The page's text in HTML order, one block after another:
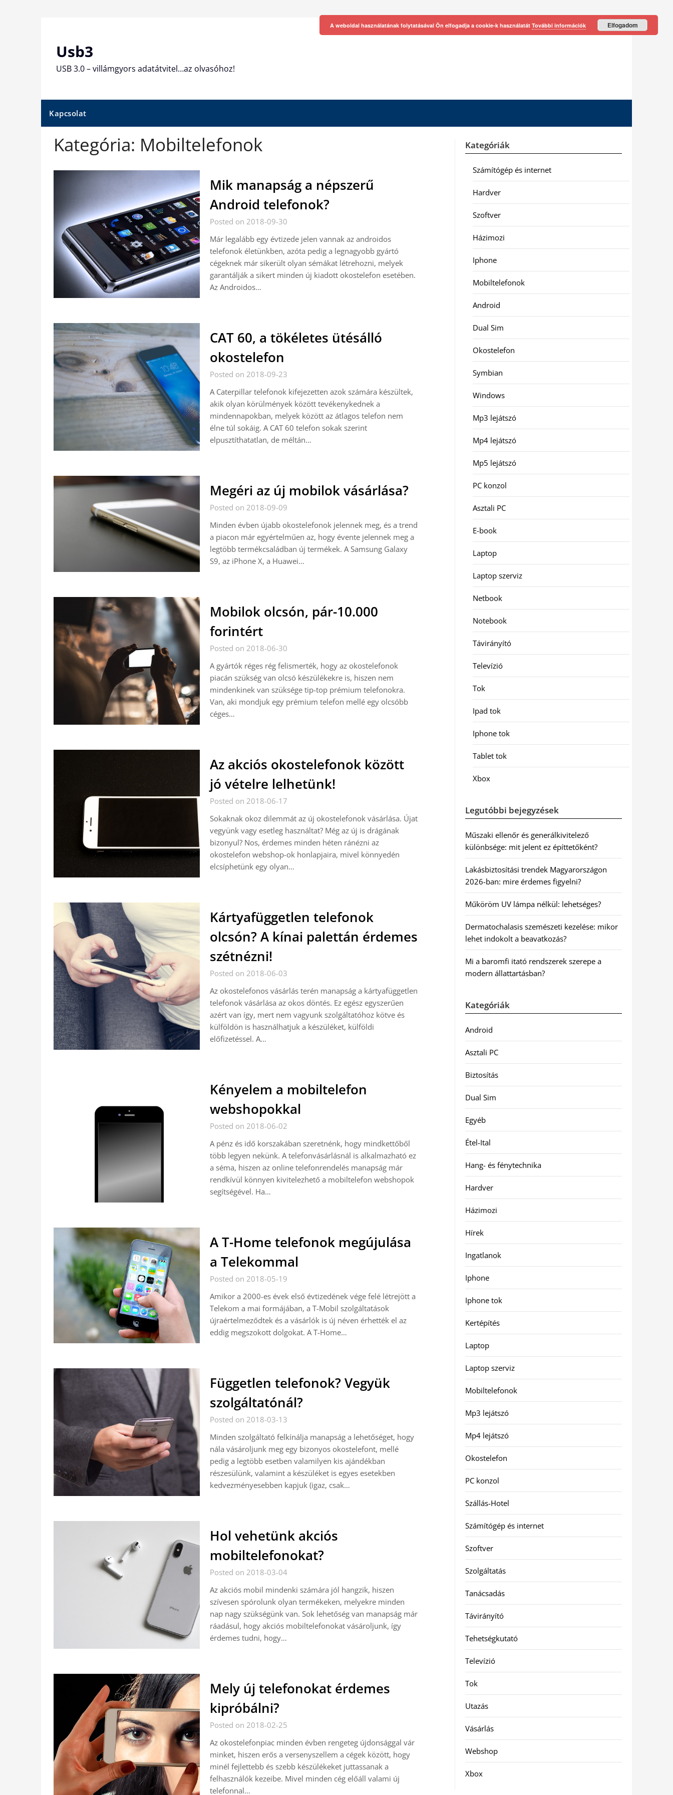
Usb3
USB 3.0 – villámgyors adatátvitel…az olvasóhoz!
Kapcsolat
Kategória: Mobiltelefonok
Mik manapság a népszerű
Android telefonok?
Posted on 2018-09-30
Már legalább egy évtizede jelen vannak az androidos
telefonok életünkben, azóta pedig a legnagyobb gyártó
cégeknek már sikerült olyan sémákat létrehozni, melyek
garantálják a sikert minden új kiadott okostelefon esetében.
Az Androidos…
CAT 60, a tökéletes ütésálló
okostelefon
Posted on 2018-09-23
A Caterpillar telefonok kifejezetten azok számára készültek,
akik olyan körülmények között tevékenykednek a
mindennapokban, melyek között az átlagos telefon nem
élne túl sokáig. A CAT 60 telefon sokak szerint
elpusztíthatatlan, de méltán…
Megéri az új mobilok vásárlása?
Posted on 2018-09-09
Minden évben újabb okostelefonok jelennek meg, és a trend
a piacon már egyértelműen az, hogy évente jelennek meg a
legtöbb termékcsaládban új termékek. A Samsung Galaxy
S9, az iPhone X, a Huawei…
Mobilok olcsón, pár-10.000
forintért
Posted on 2018-06-30
A gyártók réges rég felismerték, hogy az okostelefonok
piacán szükség van olcsó készülékekre is, hiszen nem
mindenkinek van szüksége tip-top prémium telefonokra.
Van, aki mondjuk egy prémium telefon mellé egy olcsóbb
céges…
Az akciós okostelefonok között
jó vételre lelhetünk!
Posted on 2018-06-17
Sokaknak okoz dilemmát az új okostelefonok vásárlása. Újat
vegyünk vagy esetleg használtat? Még az új is drágának
bizonyul? Nos, érdemes minden héten ránézni az
okostelefon webshop-ok honlapjaira, mivel könnyedén
elcsíphetünk egy olyan…
Kártyafüggetlen telefonok
olcsón? A kínai palettán érdemes
szétnézni!
Posted on 2018-06-03
Az okostelefonos vásárlás terén manapság a kártyafüggetlen
telefonok vásárlása az okos döntés. Ez egész egyszerűen
azért van így, mert nem vagyunk szolgáltatóhoz kötve és
külföldön is használhatjuk a készüléket, külföldi
előfizetéssel. A…
Kényelem a mobiltelefon
webshopokkal
Posted on 2018-06-02
A pénz és idő korszakában szeretnénk, hogy mindkettőből
több legyen nekünk. A telefonvásárlásnál is alkalmazható ez
a séma, hiszen az online telefonrendelés manapság már
rendkívül könnyen kivitelezhető a mobiltelefon webshopok
segítségével. Ha…
A T-Home telefonok megújulása
a Telekommal
Posted on 2018-05-19
Amikor a 2000-es évek első évtizedének vége felé létrejött a
Telekom a mai formájában, a T-Mobil szolgáltatások
újraértelmeződtek és a vásárlók is új néven érhették el az
eddig megszokott dolgokat. A T-Home…
Független telefonok? Vegyük
szolgáltatónál?
Posted on 2018-03-13
Minden szolgáltató felkínálja manapság a lehetőséget, hogy
nála vásároljunk meg egy bizonyos okostelefont, mellé
pedig a legtöbb esetben valamilyen kis ajándékban
részesülünk, valamint a készüléket is egyes esetekben
kedvezményesebben kapjuk (igaz, csak…
Hol vehetünk akciós
mobiltelefonokat?
Posted on 2018-03-04
Az akciós mobil mindenki számára jól hangzik, hiszen
szívesen spórolunk olyan termékeken, melyekre minden
nap nagy szükségünk van. Sok lehetőség van manapság már
ráadásul, hogy akciós mobiltelefonokat vásároljunk, így
érdemes tudni, hogy…
Mely új telefonokat érdemes
kipróbálni?
Posted on 2018-02-25
Az okostelefonpiac minden évben rengeteg újdonsággal vár
minket, hiszen erős a versenyszellem a cégek között, hogy
minél fejlettebb és szebb készülékeket juttassanak a
felhasználók kezeibe. Mivel minden cég előáll valami új
telefonnal…
Kategóriák
Számítógép és internet
Hardver
Szoftver
Házimozi
Iphone
Mobiltelefonok
Android
Dual Sim
Okostelefon
Symbian
Windows
Mp3 lejátszó
Mp4 lejátszó
Mp5 lejátszó
PC konzol
Asztali PC
E-book
Laptop
Laptop szerviz
Netbook
Notebook
Távirányító
Televízió
Tok
Ipad tok
Iphone tok
Tablet tok
Xbox
Legutóbbi bejegyzések
Műszaki ellenőr és generálkivitelező
különbsége: mit jelent ez építtetőként?
Lakásbiztosítási trendek Magyarországon
2026-ban: mire érdemes figyelni?
Műköröm UV lámpa nélkül: lehetséges?
Dermatochalasis szemészeti kezelése: mikor
lehet indokolt a beavatkozás?
Mi a baromfi itató rendszerek szerepe a
modern állattartásban?
Kategóriák
Android
Asztali PC
Biztosítás
Dual Sim
Egyéb
Étel-Ital
Hang- és fénytechnika
Hardver
Házimozi
Hírek
Ingatlanok
Iphone
Iphone tok
Kertépítés
Laptop
Laptop szerviz
Mobiltelefonok
Mp3 lejátszó
Mp4 lejátszó
Okostelefon
PC konzol
Szállás-Hotel
Számítógép és internet
Szoftver
Szolgáltatás
Tanácsadás
Távirányító
Tehetségkutató
Televízió
Tok
Utazás
Vásárlás
Webshop
Xbox
A weboldal használatának folytatásával Ön elfogadja a cookie-k használatát További információk Elfogadom